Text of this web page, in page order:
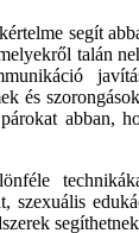
segít
talán
és
abban,
szexuális